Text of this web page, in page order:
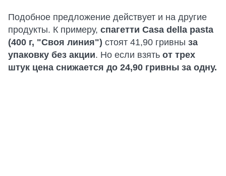
Подобное предложение действует и на другие
продукты. К примеру, спагетти Casa della pasta
(400 г, "Своя линия") стоят 41,90 гривны за
упаковку без акции. Но если взять от трех
штук цена снижается до 24,90 гривны за одну.